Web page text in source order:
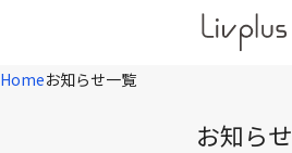
Homeお知らせ一覧
お知らせ